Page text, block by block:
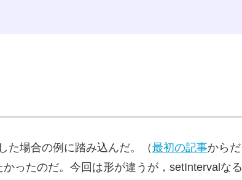
た場合の例に踏み込んだ。（最初の記事からだ
ったのだ。今回は形が違うが，setIntervalなる